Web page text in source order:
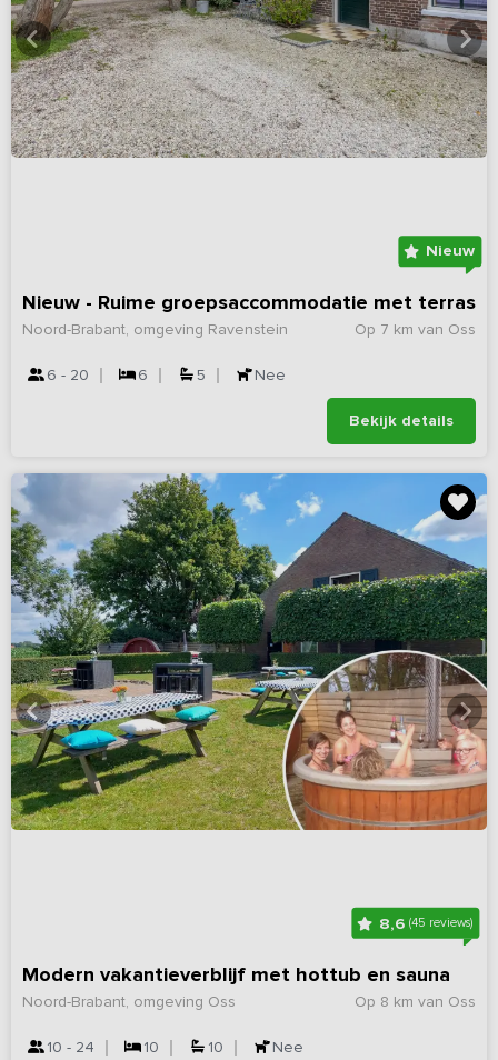
Nieuw
Nieuw - Ruime groepsaccommodatie met terras
Op 7 km van Oss
Noord-Brabant, omgeving Ravenstein
6 - 20 6 5 Nee
Bekijk details
8,6 (45 reviews)
Modern vakantieverblijf met hottub en sauna
Op 8 km van Oss
Noord-Brabant, omgeving Oss
10 - 24 10 10 Nee